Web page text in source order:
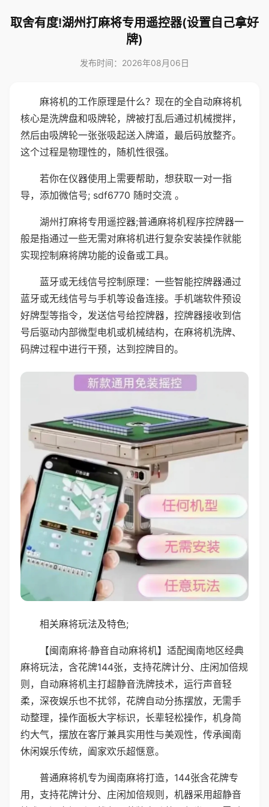
取舍有度!湖州打麻将专用遥控器(设置自己拿好
牌)
发布时间：2026年08月06日
麻将机的工作原理是什么？现在的全自动麻将机
核心是洗牌盘和吸牌轮，牌被打乱后通过机械搅拌，
然后由吸牌轮一张张吸起送入牌道，最后码放整齐。
这个过程是物理性的，随机性很强。
若你在仪器使用上需要帮助，想获取一对一指
导，添加微信号; sdf6770 随时交流 。
湖州打麻将专用遥控器;普通麻将机程序控牌器一
般是指通过一些无需对麻将机进行复杂安装操作就能
实现控制麻将牌功能的设备或工具。
蓝牙或无线信号控制原理：一些智能控牌器通过
蓝牙或无线信号与手机等设备连接。手机端软件预设
好牌型等指令，发送信号给控牌器，控牌器接收到信
号后驱动内部微型电机或机械结构，在麻将机洗牌、
码牌过程中进行干预，达到控牌目的。
相关麻将玩法及特色;
【闽南麻将·静音自动麻将机】适配闽南地区经典
麻将玩法，含花牌144张，支持花牌计分、庄闲加倍规
则，自动麻将机主打超静音洗牌技术，运行声音轻
柔，深夜娱乐也不扰邻，花牌自动分拣摆放，无需手
动整理，操作面板大字标识，长辈轻松操作，机身简
约大气，摆放在客厅兼具实用性与美观性，传承闽南
休闲娱乐传统，阖家欢乐超惬意。
普通麻将机专为闽南麻将打造，144张含花牌专
用，支持花牌计分、庄闲加倍规则，机器采用超静音